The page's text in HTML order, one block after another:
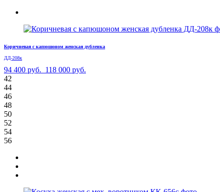
Коричневая с капюшоном женская дубленка
ДД-208к
94 400 руб. 118 000 руб.
42
44
46
48
50
52
54
56